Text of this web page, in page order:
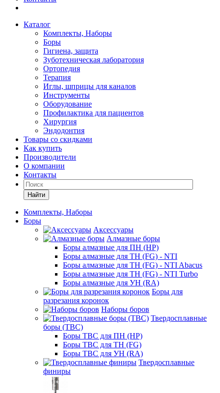
Каталог
Комплекты, Наборы
Боры
Гигиена, защита
Зуботехническая лаборатория
Ортопедия
Терапия
Иглы, шприцы для каналов
Инструменты
Оборудование
Профилактика для пациентов
Хирургия
Эндодонтия
Товары со скидками
Как купить
Производители
О компании
Контакты
Найти
Комплекты, Наборы
Боры
Аксессуары
Алмазные боры
Боры алмазные для ПН (HP)
Боры алмазные для ТН (FG) - NTI
Боры алмазные для ТН (FG) - NTI Abacus
Боры алмазные для ТН (FG) - NTI Turbo
Боры алмазные для УН (RA)
Боры для
разрезания коронок
Наборы боров
Твердосплавные
боры (ТВС)
Боры ТВС для ПН (HP)
Боры ТВС для ТН (FG)
Боры ТВС для УН (RA)
Твердосплавные
финиры